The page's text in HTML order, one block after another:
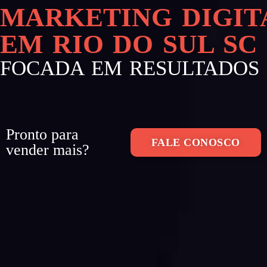
MARKETING
EM RIO DO SUL SC
FOCADA EM RESULTADOS
Pronto para
vender mais?
FALE CONOSCO